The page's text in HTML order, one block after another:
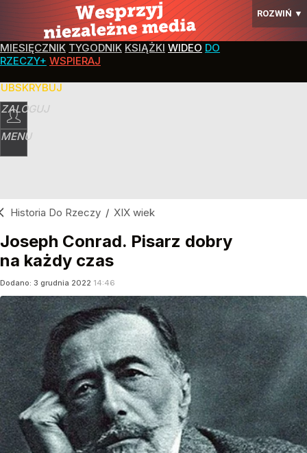
ROZWIŃ ▼
MIESIĘCZNIK TYGODNIK KSIĄŻKI WIDEO DO
RZECZY+ WSPIERAJ
ZALOGUJ
MENU
Historia Do Rzeczy / XIX wiek
Joseph Conrad. Pisarz dobry
na każdy czas
Dodano: 3 grudnia 2022 14:46